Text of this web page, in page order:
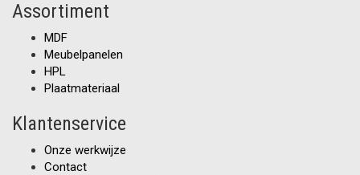
Assortiment
MDF
Meubelpanelen
HPL
Plaatmateriaal
Klantenservice
Onze werkwijze
Contact